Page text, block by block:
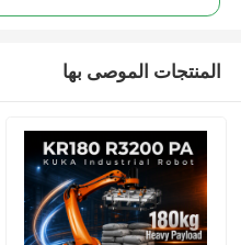
المنتجات الموصى بها